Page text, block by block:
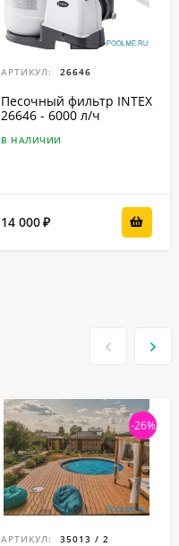
АРТИКУЛ: 26646
Песочный фильтр INTEX
26646 - 6000 л/ч
В НАЛИЧИИ
14 000₽
-26%
АРТИКУЛ: 35013 / 2